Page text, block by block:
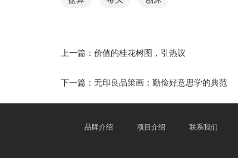
上一篇： 价值的桂花树图，引热议
下一篇： 无印良品策画：勤俭好意思学的典范
品牌介绍 项目介绍 联系我们